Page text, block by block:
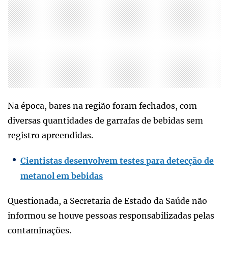
Na época, bares na região foram fechados, com
diversas quantidades de garrafas de bebidas sem
registro apreendidas.
Cientistas desenvolvem testes para detecção de
metanol em bebidas
Questionada, a Secretaria de Estado da Saúde não
informou se houve pessoas responsabilizadas pelas
contaminações.